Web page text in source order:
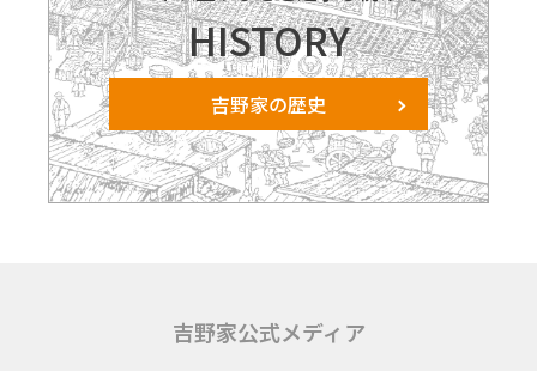
HISTORY
吉野家の歴史
吉野家公式メディア